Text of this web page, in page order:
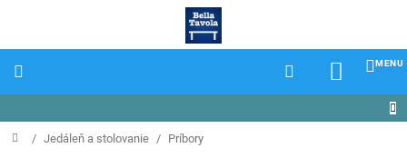
Domov
/ Jedáleň a stolovanie / Príbory